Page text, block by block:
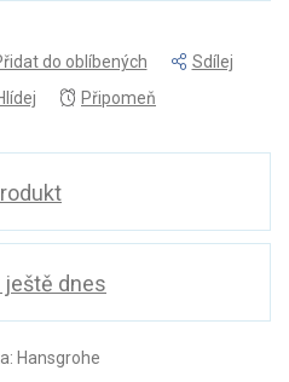
do oblíbených
Sdílej
Připomeň
ještě dnes
Hansgrohe